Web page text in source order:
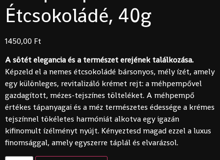
Étcsokoládé, 40g
1450,00 Ft
A sötét elegancia és a természet erejének találkozása.
Képzeld el a nemes étcsokoládé bársonyos, mély ízét, amely
egy különleges, revitalizáló krémet rejt: a méhpempővel
gazdagított, mézes-tejszínes tölteléket. A méhpempő
értékes tápanyagai és a méz természetes édessége a krémes
tejszínnel tökéletes harmóniát alkotva egy igazán
kifinomult ízélményt nyújt. Kényeztesd magad ezzel a luxus
finomsággal, amely egyszerre táplál és elvarázsol.